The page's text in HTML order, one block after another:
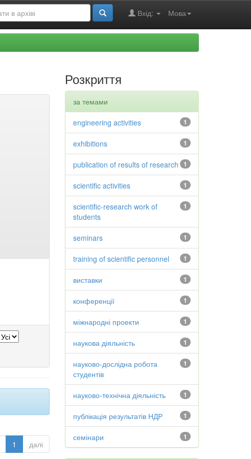
Мова
Вхід:
1 далі
Розкриття
за темами
1
engineering activities
1
exhibitions
1
publication of results of research
1
scientific activities
1
scientific-research work of
students
1
seminars
1
training of scientific personnel
1
виставки
1
конференції
1
міжнародні проекти
1
наукова діяльність
1
науково-дослідна робота
студентів
1
науково-технічна діяльність
1
публікація результатів НДР
1
семінари